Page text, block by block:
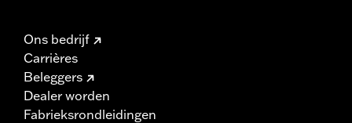
Ons bedrijf
Carrières
Beleggers
Dealer worden
Fabrieksrondleidingen